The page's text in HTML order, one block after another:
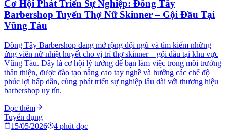
Cơ Hội Phát Triển Sự Nghiệp: Đông Tây
Barbershop Tuyển Thợ Nữ Skinner – Gội Đầu Tại
Vũng Tàu
Đông Tây Barbershop đang mở rộng đội ngũ và tìm kiếm những
ứng viên nữ nhiệt huyết cho vị trí thợ skinner – gội đầu tại khu vực
Vũng Tàu. Đây là cơ hội lý tưởng để bạn làm việc trong môi trường
thân thiện, được đào tạo nâng cao tay nghề và hưởng các chế độ
phúc lợi hấp dẫn, cùng phát triển sự nghiệp lâu dài với thương hiệu
barbershop uy tín.
Đọc thêm
Tuyển dụng
15/05/2026
4 phút đọc